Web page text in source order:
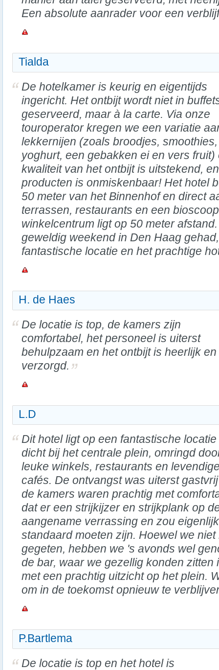
Een absolute aanrader voor een
Tialda
De hotelkamer is keurig en eigentijds
ingericht. Het ontbijt wordt niet in
geserveerd, maar à la carte. Via onze
touroperator kregen we een variatie
lekkernijen (zoals broodjes,
yoghurt, een gebakken ei en vers
kwaliteit van het ontbijt is uitstekend,
producten is onmiskenbaar! Het hotel
50 meter van het Binnenhof en direct
terrassen, restaurants en een
winkelcentrum ligt op 50 meter
geweldig weekend in Den Haag
fantastische locatie en het prachtige
H. de Haes
De locatie is top, de kamers zijn
comfortabel, het personeel is uiterst
behulpzaam en het ontbijt is heerlijk en
verzorgd.
L.D
Dit hotel ligt op een fantastische locatie
dicht bij het centrale plein, omringd
leuke winkels, restaurants en
cafés. De ontvangst was uiterst
de kamers waren prachtig met
dat er een strijkijzer en strijkplank op
aangename verrassing en zou
standaard moeten zijn. Hoewel we
gegeten, hebben we 's avonds wel
de bar, waar we gezellig konden zitten
met een prachtig uitzicht op het plein.
om in de toekomst opnieuw te
P.Bartlema
De locatie is top en het hotel is